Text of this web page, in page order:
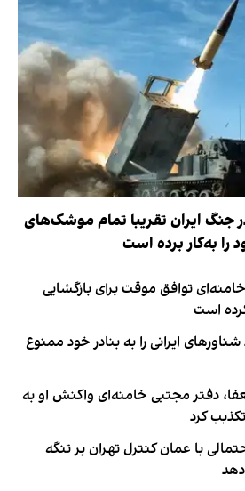
جنگ ایران تقریبا تمام موشک‌های
را به‌کار برده است
توافق موقت برای بازگشایی
است
شناورهای ایرانی را به بنادر خود ممنوع
دفتر مجتبی خامنه‌ای واکنش او به
کرد
با عمان کنترل تهران بر تنگه